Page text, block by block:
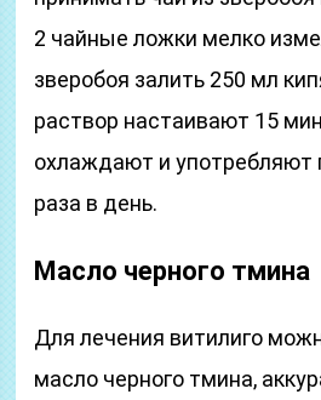
2 чайные ложки мелко
зверобоя залить 250 мл
раствор настаивают 15
охлаждают и употребляют
раза в день.
Масло черного тмина
Для лечения витилиго
масло черного тмина,